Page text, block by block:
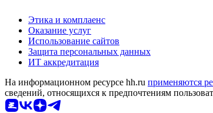
Этика и комплаенс
Оказание услуг
Использование сайтов
Защита персональных данных
ИТ аккредитация
На информационном ресурсе hh.ru применяются
сведений, относящихся к предпочтениям